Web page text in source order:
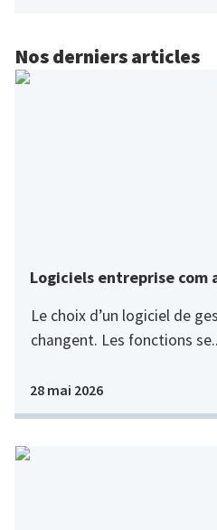
Nos derniers articles
Logiciels entreprise com
Le choix d’un logiciel de
changent. Les fonctions se..
28 mai 2026